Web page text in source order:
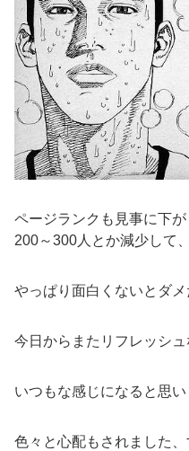
ページランクも見事に下
200～300人とか減少して、
やっぱり面白くないとダメ
今日からまたリフレッシュ
いつもな感じになると思い
色々と心配もされました